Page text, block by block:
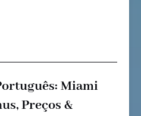
Miami
Preços &